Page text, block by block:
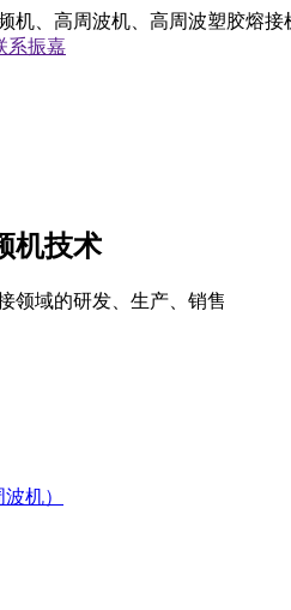
机、高周波机、高周波塑胶熔
系振嘉
机技术
领域的研发、生产、销售
机）